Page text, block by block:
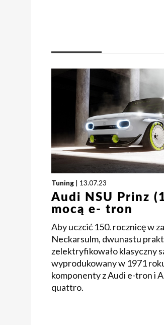
Tuning | 13.07.23
Audi NSU Prinz
mocą e- tron
Aby uczcić 150. rocznicę w
Neckarsulm, dwunastu
zelektryfikowało klasyczny
wyprodukowany w 1971
komponenty z Audi e-tron i
quattro.